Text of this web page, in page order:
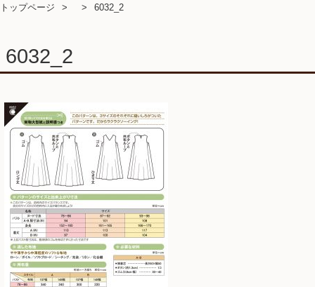
トップページ
6032_2
6032_2